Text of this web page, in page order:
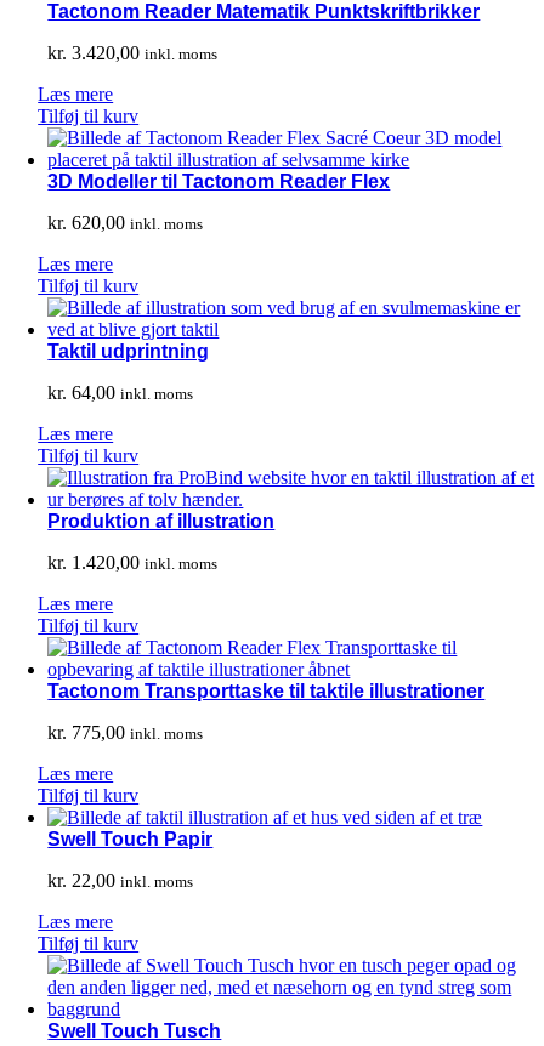
Tactonom Reader Matematik Punktskriftbrikker
kr. 3.420,00 inkl. moms
Læs mere
Tilføj til kurv
3D Modeller til Tactonom Reader Flex
kr. 620,00 inkl. moms
Læs mere
Tilføj til kurv
Taktil udprintning
kr. 64,00 inkl. moms
Læs mere
Tilføj til kurv
Produktion af illustration
kr. 1.420,00 inkl. moms
Læs mere
Tilføj til kurv
Tactonom Transporttaske til taktile illustrationer
kr. 775,00 inkl. moms
Læs mere
Tilføj til kurv
Swell Touch Papir
kr. 22,00 inkl. moms
Læs mere
Tilføj til kurv
Swell Touch Tusch